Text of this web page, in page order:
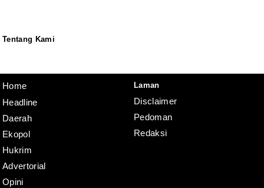
Tentang Kami
Home
Headline
Daerah
Ekopol
Hukrim
Advertorial
Opini
Laman
Disclaimer
Pedoman
Redaksi